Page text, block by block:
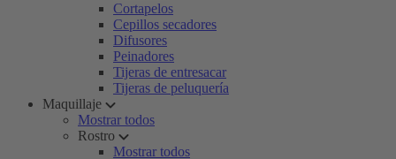
Cortapelos
Cepillos secadores
Difusores
Peinadores
Tijeras de entresacar
Tijeras de peluquería
Maquillaje
Mostrar todos
Rostro
Mostrar todos